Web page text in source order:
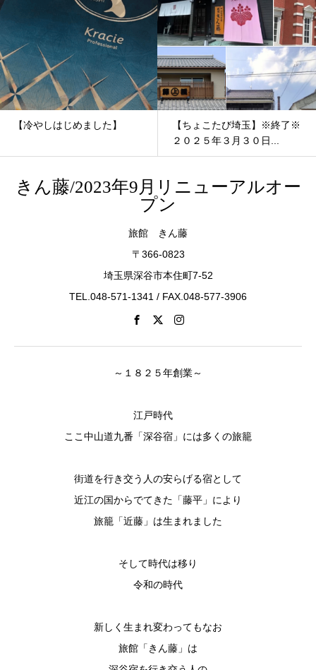
【冷やしはじめました】
【ちょこたび埼玉】※終了※
２０２５年３月３０日...
きん藤/2023年9月リニューアルオー
プン
旅館 きん藤
〒366-0823
埼玉県深谷市本住町7-52
TEL.048-571-1341 / FAX.048-577-3906
～１８２５年創業～
江戸時代
ここ中山道九番「深谷宿」には多くの旅籠
街道を行き交う人の安らげる宿として
近江の国からでてきた「藤平」により
旅籠「近藤」は生まれました
そして時代は移り
令和の時代
新しく生まれ変わってもなお
旅館「きん藤」は